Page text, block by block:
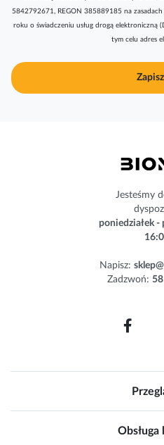
r
y
j
n
5842792671, REGON 385889185 na
roku o świadczeniu usług drogą elektroniczną
tym celu adres
Jesteśmy
poniedziałek -
Napisz:
Zadzwoń: